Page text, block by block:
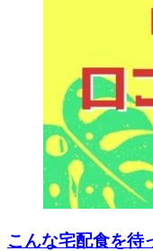
こんな宅配食を待